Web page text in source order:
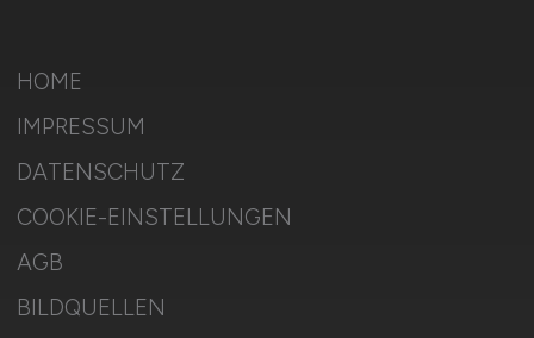
HOME
IMPRESSUM
DATENSCHUTZ
COOKIE-EINSTELLUNGEN
AGB
BILDQUELLEN